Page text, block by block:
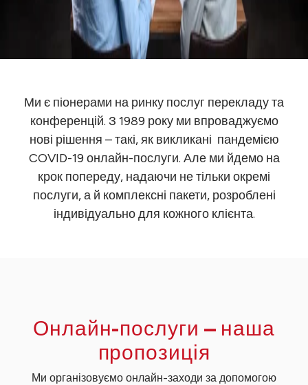
Ми є піонерами на ринку послуг перекладу та
конференцій. З 1989 року ми впроваджуємо
нові рішення – такі, як викликані пандемією
COVID-19 онлайн-послуги. Але ми йдемо на
крок попереду, надаючи не тільки окремі
послуги, а й комплексні пакети, розроблені
індивідуально для кожного клієнта.
Онлайн-послуги – наша
пропозиція
Ми організовуємо онлайн-заходи за допомогою